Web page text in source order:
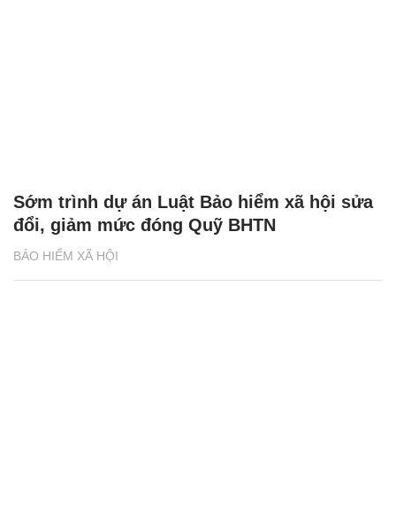
BẢO HIỂM XÃ HỘI
Sớm trình dự án Luật Bảo hiểm xã hội sửa
đổi, giảm mức đóng Quỹ BHTN